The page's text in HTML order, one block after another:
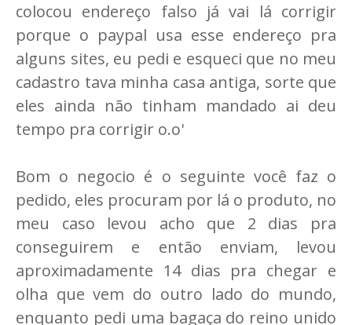
colocou endereço falso já vai lá corrigir
porque o paypal usa esse endereço pra
alguns sites, eu pedi e esqueci que no meu
cadastro tava minha casa antiga, sorte que
eles ainda não tinham mandado ai deu
tempo pra corrigir o.o'
Bom o negocio é o seguinte você faz o
pedido, eles procuram por lá o produto, no
meu caso levou acho que 2 dias pra
conseguirem e então enviam, levou
aproximadamente 14 dias pra chegar e
olha que vem do outro lado do mundo,
enquanto pedi uma bagaça do reino unido